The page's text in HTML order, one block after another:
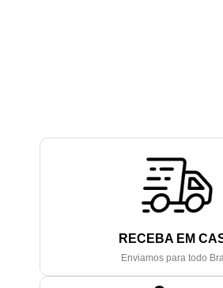
RECEBA EM
Enviamos para todo